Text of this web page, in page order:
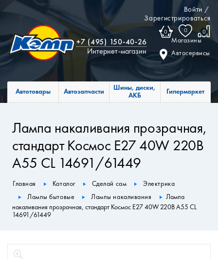
Войти /
Зарегистрироваться
0 0 0
Магазины
Автосервисы
+7 (495) 150-40-26
Интернет-магазин
Автотовары Автозапчасти
Шины, диски,
АКБ
Гипермаркет
Лампа накаливания прозрачная,
стандарт Космос E27 40W 220В
А55 CL 14691/61449
Главная Каталог Сделай сам
Электрика
Лампы бытовые
Лампы накаливания
Лампа
накаливания прозрачная, стандарт Космос E27 40W 220В А55 CL
14691/61449